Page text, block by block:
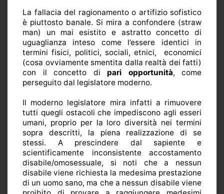
La fallacia del ragionamento o artifizio sofistico
è piuttosto banale. Si mira a confondere (straw
man) un mai esistito e astratto concetto di
uguaglianza inteso come l’essere identici in
termini fisici, politici, sociali, etnici,
economici
(cosa ovviamente smentita dalla realtà dei fatti)
con il concetto di pari opportunità, come
perseguito dal legislatore moderno.
Il moderno legislatore mira infatti a rimuovere
tutti quegli ostacoli che impediscono agli esseri
umani, proprio per la loro diversità nei termini
sopra descritti, la piena realizzazione di se
stessi. A prescindere dal sapiente e
scientificamente inconsistente accostamento
disabile/omosessuale, si noti che a nessun
disabile viene richiesta la medesima prestazione
di un uomo sano, ma che a nessun disabile viene